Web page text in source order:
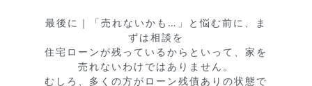
最後に｜「売れないかも…」と悩む前に、ま
ずは相談を
住宅ローンが残っているからといって、家を
売れないわけではありません。
むしろ、多くの方がローン残債ありの状態で